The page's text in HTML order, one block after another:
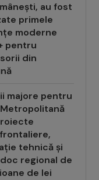
au fost
primele
moderne
pentru
din
majore pentru
tehnică și
regional de
de lei